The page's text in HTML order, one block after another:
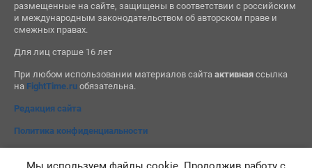
размещенные на сайте, защищены в соответствии с российским
и международным законодательством об авторском праве и
смежных правах.
Для лиц старше 16 лет
При любом использовании материалов сайта активнаяссылка
на FightTime.ruобязательна.
Редакция сайта
Политика конфиденциальности